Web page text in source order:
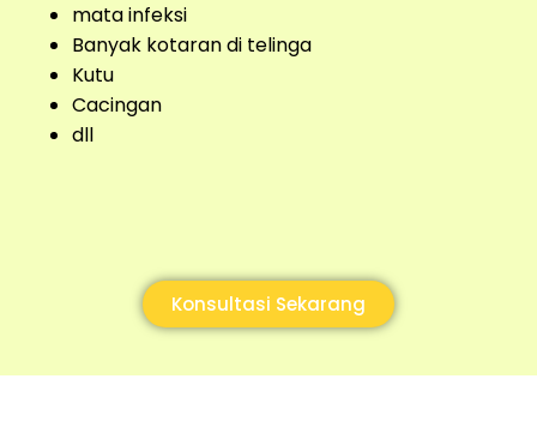
mata infeksi
Banyak kotaran di telinga
Kutu
Cacingan
dll
Konsultasi Sekarang